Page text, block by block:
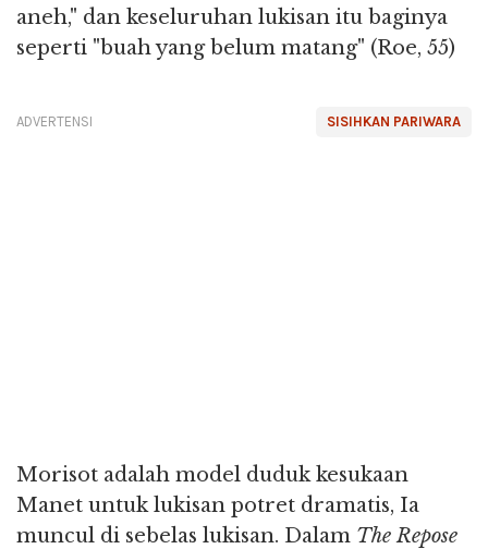
aneh," dan keseluruhan lukisan itu baginya
seperti "buah yang belum matang" (Roe, 55)
SISIHKAN PARIWARA
ADVERTENSI
Morisot adalah model duduk kesukaan
Manet untuk lukisan potret dramatis, Ia
muncul di sebelas lukisan. Dalam The Repose